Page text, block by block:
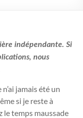
indépendante. Si
nous
jamais été un
si je reste à
le temps maussade